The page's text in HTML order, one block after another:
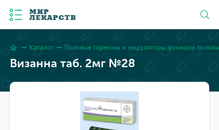
МИР
ЛЕКАРСТВ
home arrow_right_alt Каталог arrow_right_alt Половые гормоны и модуляторы функции
Визанна таб. 2мг №28